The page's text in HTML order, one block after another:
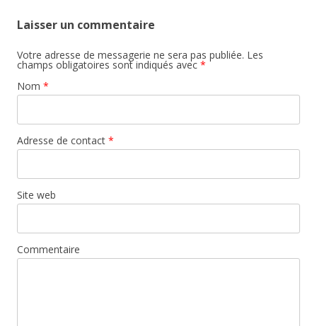
Laisser un commentaire
Votre adresse de messagerie ne sera pas publiée. Les
champs obligatoires sont indiqués avec *
Nom *
Adresse de contact *
Site web
Commentaire